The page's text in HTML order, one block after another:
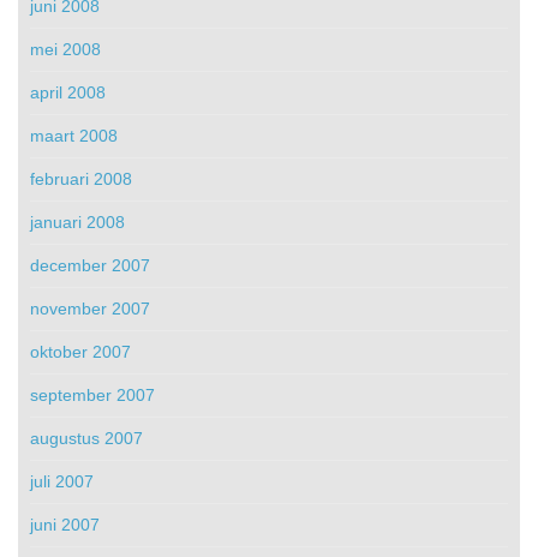
juni 2008
mei 2008
april 2008
maart 2008
februari 2008
januari 2008
december 2007
november 2007
oktober 2007
september 2007
augustus 2007
juli 2007
juni 2007